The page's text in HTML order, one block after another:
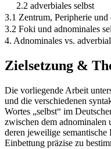
2.2 adverbiales selbst
3.1 Zentrum, Peripherie
3.2 Foki und adnominales
4. Adnominales vs.
Zielsetzung &
Die vorliegende Arbeit
und die verschiedenen
Wortes „selbst“ im
zwischen dem adnominalen
deren jeweilige
Einbettung präzise zu